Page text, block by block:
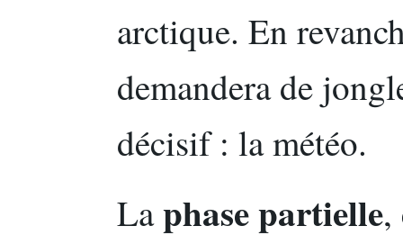
arctique. En
demandera de
décisif : la météo.
Laphase partielle,